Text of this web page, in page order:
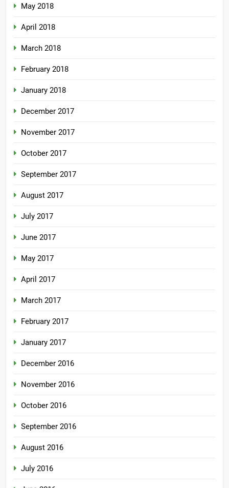
May 2018
April 2018
March 2018
February 2018
January 2018
December 2017
November 2017
October 2017
September 2017
August 2017
July 2017
June 2017
May 2017
April 2017
March 2017
February 2017
January 2017
December 2016
November 2016
October 2016
September 2016
August 2016
July 2016